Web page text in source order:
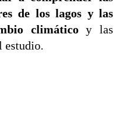
de los lagos y las
climáticoy las
estudio.